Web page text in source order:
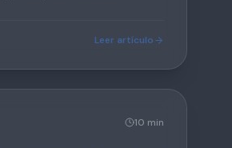
Leer artículo
10 min